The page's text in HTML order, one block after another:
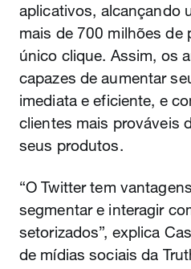
aplicativos, alcançando
mais de 700 milhões de
único clique. Assim, os
capazes de aumentar
imediata e eficiente, e
clientes mais prováveis
seus produtos.
“O Twitter tem
segmentar e interagir
setorizados”, explica
de mídias sociais da